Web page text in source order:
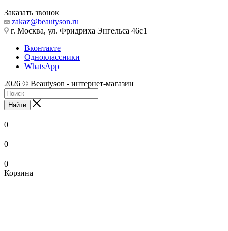
Заказать звонок
zakaz@beautyson.ru
г. Москва, ул. Фридриха Энгельса 46с1
Вконтакте
Одноклассники
WhatsApp
2026 © Beautyson - интернет-магазин
Найти
0
0
0
Корзина